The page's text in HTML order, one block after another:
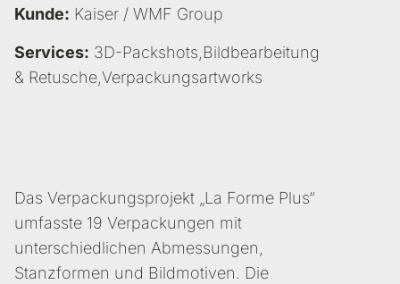
Kunde: Kaiser / WMF Group
Services: 3D-Packshots,Bildbearbeitung
& Retusche,Verpackungsartworks
Das Verpackungsprojekt „La Forme Plus“
umfasste 19 Verpackungen mit
unterschiedlichen Abmessungen,
Stanzformen und Bildmotiven. Die